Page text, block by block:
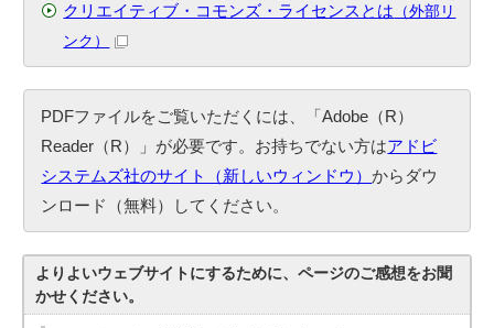
クリエイティブ・コモンズ・ライセンスとは （外部リ
ンク）
PDFファイルをご覧いただくには、「Adobe（R）
Reader（R）」が必要です。お持ちでない方はアドビ
システムズ社のサイト（新しいウィンドウ）からダウ
ンロード（無料）してください。
よりよいウェブサイトにするために、ページのご感想をお聞
かせください。